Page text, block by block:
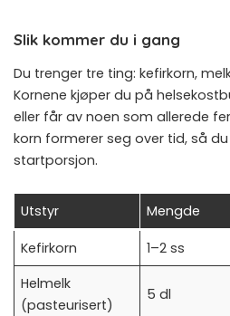
Slik kommer du i gang
Du trenger tre ting: kefirkorn,
Kornene kjøper du på
eller får av noen som allerede
korn formerer seg over tid, så
startporsjon.
Utstyr Mengde
Kefirkorn 1–2 ss
Helmelk
(pasteurisert)
5 dl